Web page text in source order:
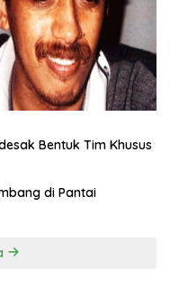
Bentuk Tim Khusus
di Pantai